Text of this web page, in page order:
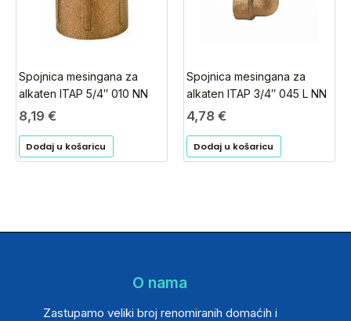
Spojnica mesingana za
alkaten ITAP 5/4″ 010 NN
8,19 €
Dodaj u košaricu
Spojnica mesingana za
alkaten ITAP 3/4″ 045 L NN
4,78 €
Dodaj u košaricu
O nama
Zastupamo veliki broj renomiranih domaćih i